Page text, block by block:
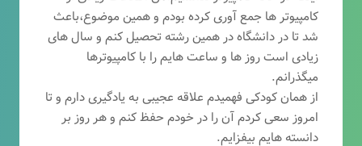
کامپیوتر ها جمع آوری کرده بودم و همین موضوع،باعث
شد تا در دانشگاه در همین رشته تحصیل کنم و سال های
زیادی است روز ها و ساعت هایم را با کامپیوترها
میگذرانم.
از همان کودکی فهمیدم علاقه عجیبی به یادگیری دارم و تا
امروز سعی کردم آن را در خودم حفظ کنم و هر روز بر
دانسته هایم بیفزایم.